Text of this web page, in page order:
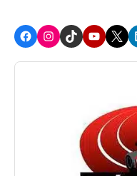
FacebookInstagram
TikTokYoutube
X